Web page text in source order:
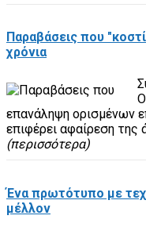
Παραβάσεις που
χρόνια
επανάληψη ορισμένων
επιφέρει αφαίρεση της
(περισσότερα)
Ένα πρωτότυπο με
μέλλον